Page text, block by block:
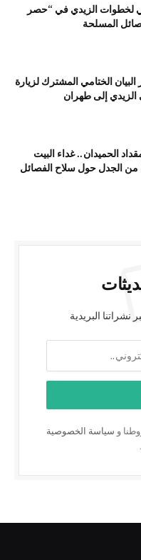
لخطوات الزيدي في “حصر
المسلحة
الختامي المشترك لزيارة
الزيدي إلى طهران
الحميدان.. غداء البيت
من الجدل حول سلاح الفصائل
البريدية
و سياسة الخصوصية